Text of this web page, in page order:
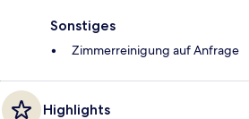
Sonstiges
Zimmerreinigung auf Anfrage
Highlights